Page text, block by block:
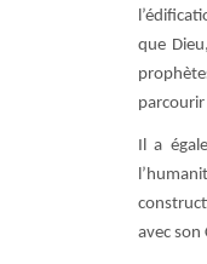
que
Il a
avec son